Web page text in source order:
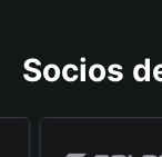
Socios